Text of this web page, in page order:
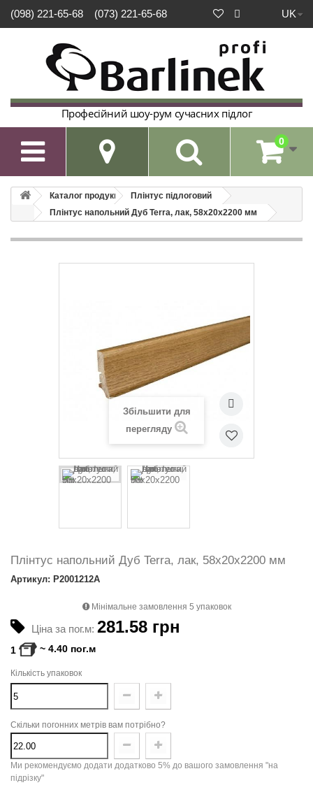
UK
(098) 221-65-68 (073) 221-65-68
Професійний шоу-рум сучасних підлог
 0
Каталог продукції
Плінтус підлоговий
Плінтус напольний Дуб Terra, лак, 58х20х2200 мм
Збільшити для
перегляду
Плінтус напольний Дуб Terra, лак, 58х20х2200 мм
Артикул: P2001212A
Ціна за пог.м: 281.58 грн
Мінімальне замовлення 5 упаковок
1 ~ 4.40 пог.м
Кількість упаковок
Скільки погонних метрів вам потрібно?
Ми рекомендуємо додати додатково 5% до вашого замовлення "на
підрізку"